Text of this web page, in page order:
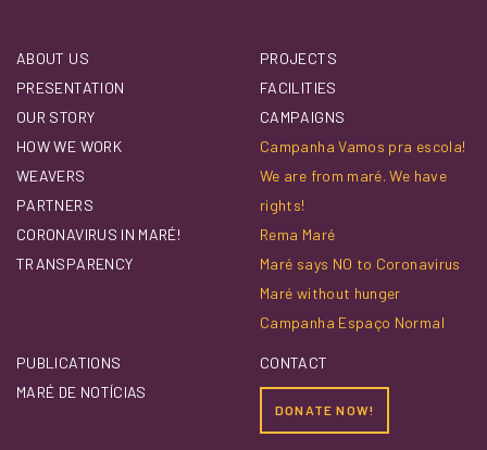
ABOUT US
PRESENTATION
OUR STORY
HOW WE WORK
WEAVERS
PARTNERS
CORONAVIRUS IN MARÉ!
TRANSPARENCY
PROJECTS
FACILITIES
CAMPAIGNS
Campanha Vamos pra escola!
We are from maré. We have
rights!
Rema Maré
Maré says NO to Coronavirus
Maré without hunger
Campanha Espaço Normal
PUBLICATIONS
MARÉ DE NOTÍCIAS
CONTACT
DONATE NOW!